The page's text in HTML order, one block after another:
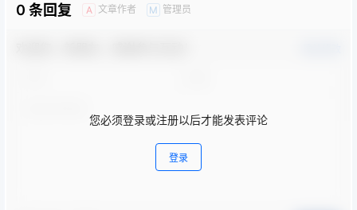
0 条回复 A 文章作者 M 管理员
您必须登录或注册以后才能发表评论
登录